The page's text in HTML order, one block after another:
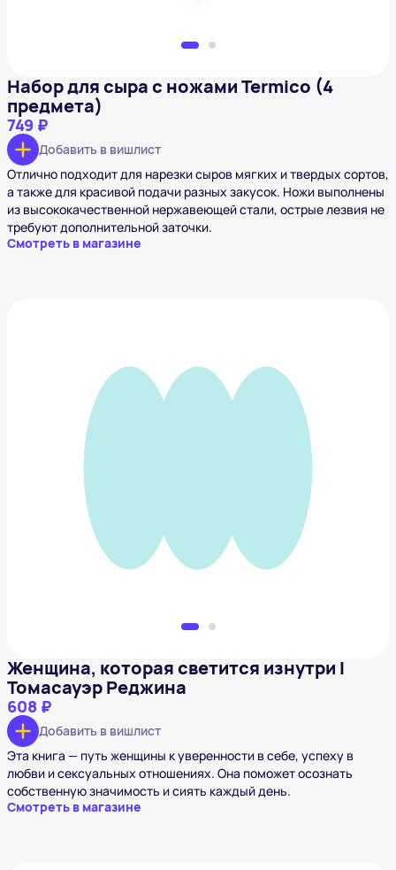
Набор для сыра с ножами Termico (4
предмета)
749 ₽
Добавить в вишлист
Отлично подходит для нарезки сыров мягких и твердых сортов,
а также для красивой подачи разных закусок. Ножи выполнены
из высококачественной нержавеющей стали, острые лезвия не
требуют дополнительной заточки.
Смотреть в магазине
Женщина, которая светится изнутри I
Томасауэр Реджина
608 ₽
Добавить в вишлист
Эта книга — путь женщины к уверенности в себе, успеху в
любви и сексуальных отношениях. Она поможет осознать
собственную значимость и сиять каждый день.
Смотреть в магазине